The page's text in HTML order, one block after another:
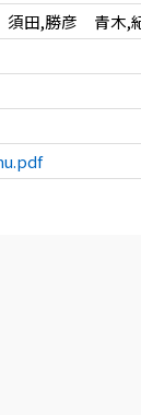
須田,勝彦 青木,